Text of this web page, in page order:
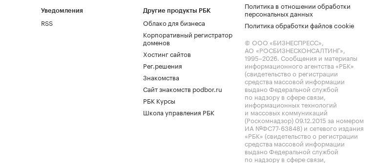
Уведомления
RSS
Другие продукты РБК
Облако для бизнеса
Корпоративный регистратор
доменов
Хостинг сайтов
Рег.решения
Знакомства
Сайт знакомств podbor.ru
РБК Курсы
Школа управления РБК
Политика в отношении обработки
персональных данных
Политика обработки файлов cookie
© ООО «БИЗНЕСПРЕСС»,
АО «РОСБИЗНЕСКОНСАЛТИНГ»,
1995–2026. Сообщения и материалы
информационного агентства «РБК»
(свидетельство о регистрации
средства массовой информации
выдано Федеральной службой
по надзору в сфере связи,
информационных технологий
и массовых коммуникаций
(Роскомнадзор) 09.12.2015 за номером
ИА №ФС77-63848) и сетевого издания
«РБК» (свидетельство о регистрации
средства массовой информации
выдано Федеральной службой
по надзору в сфере связи,